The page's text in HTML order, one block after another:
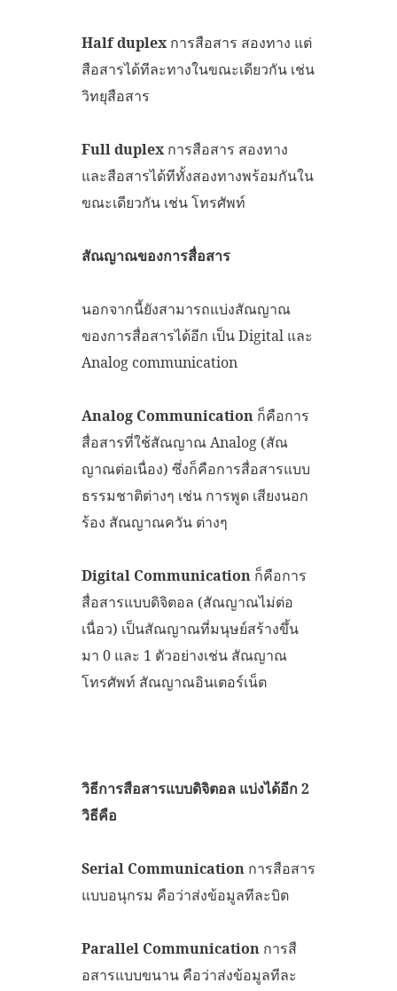
Half duplexการสือสาร สองทาง แต่
สือสารได้ทีละทางในขณะเดียวกัน เช่น
วิทยุสือสาร
Full duplexการสือสาร สองทาง
และสือสารได้ทีทั้งสองทางพร้อมกันใน
ขณะเดียวกัน เช่น โทรศัพท์
สัณญาณของการสื่อสาร
นอกจากนี้ยังสามารถแบ่งสัณญาณ
ของการสื่อสารได้อีก เป็น Digital และ
Analog communication
Analog Communication ก็คือการ
สื่อสารที่ใช้สัณญาณ Analog (สัณ
ญาณต่อเนื่อง) ซึ่งก็คือการสื่อสารแบบ
ธรรมชาติต่างๆ เช่น การพูด เสียงนอก
ร้อง สัณญาณควัน ต่างๆ
Digital Communication ก็คือการ
สื่อสารแบบดิจิตอล (สัณญาณไม่ต่อ
เนื่อว) เป็นสัณญาณที่มนุษย์สร้างขึ้น
มา 0 และ 1 ตัวอย่างเช่น สัณญาณ
โทรศัพท์ สัณญาณอินเตอร์เน็ต
วิธีการสือสารแบบดิจิตอล แบ่งได้อีก 2
วิธีคือ
Serial Communication การสือสาร
แบบอนุกรม คือว่าส่งข้อมูลทีละบิต
Parallel Communication การสื
อสารแบบขนาน คือว่าส่งข้อมูลทีละ